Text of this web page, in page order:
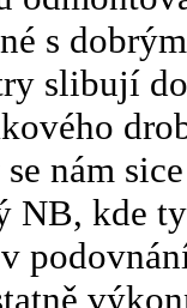
s
slibují
nám
NB, kde